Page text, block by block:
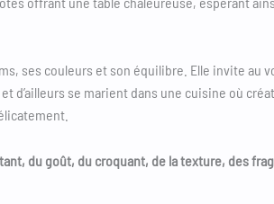
ses couleurs et son équilibre. Elle invite au
d’ailleurs se marient dans une cuisine où
du goût, du croquant, de la texture, des